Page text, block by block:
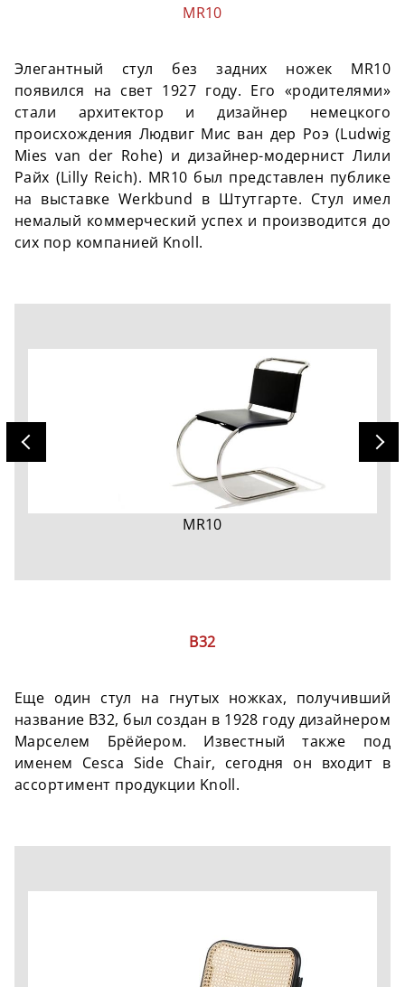
MR10
Элегантный стул без задних ножек MR10
появился на свет 1927 году. Его «родителями»
стали архитектор и дизайнер немецкого
происхождения Людвиг Мис ван дер Роэ (Ludwig
Mies van der Rohe) и дизайнер-модернист Лили
Райх (Lilly Reich). MR10 был представлен публике
на выставке Werkbund в Штутгарте. Стул имел
немалый коммерческий успех и производится до
сих пор компанией Knoll.
MR10
B32
Еще один стул на гнутых ножках, получивший
название B32, был создан в 1928 году дизайнером
Марселем Брёйером. Известный также под
именем Cesca Side Chair, сегодня он входит в
ассортимент продукции Knoll.